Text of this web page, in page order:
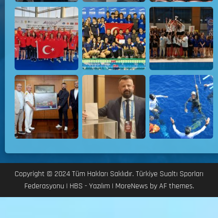
Copyright © 2024 Tüm Hakları Saklıdır. Türkiye Sualtı Sporları
Federasyonu | HBS - Yazılım | MoreNews by AF themes.